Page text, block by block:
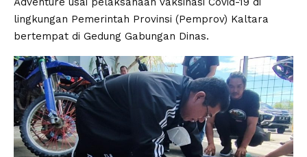
lingkungan Pemerintah Provinsi (Pemprov) Kaltara
bertempat di Gedung Gabungan Dinas.